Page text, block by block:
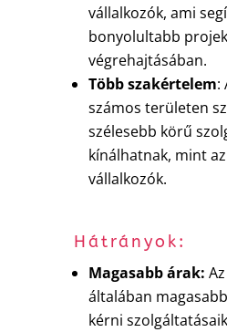
vállalkozók, ami
bonyolultabb
végrehajtásában.
Több szakértelem:
számos területen
szélesebb körű
kínálhatnak, mint
vállalkozók.
Hátrányok:
Magasabb árak:
általában
kérni